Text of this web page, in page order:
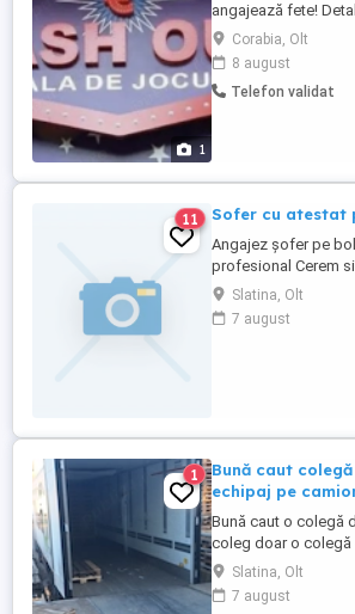
1
angajează fete!
Oferim: Salariu
modern și prietenos
munca ta chiar te
Corabia, Olt
8 august
Telefon validat
11 Sofer cu atestat
Angajez șofer pe
profesional Cerem
Condiții superioare
atractiva Logan mcv
Șoferi ptr
Slatina, Olt
7 august
1
Bună caut
echipaj pe
Bună caut o colegă
coleg doar o colegă
soferita de camion
international
Slatina, Olt
7 august